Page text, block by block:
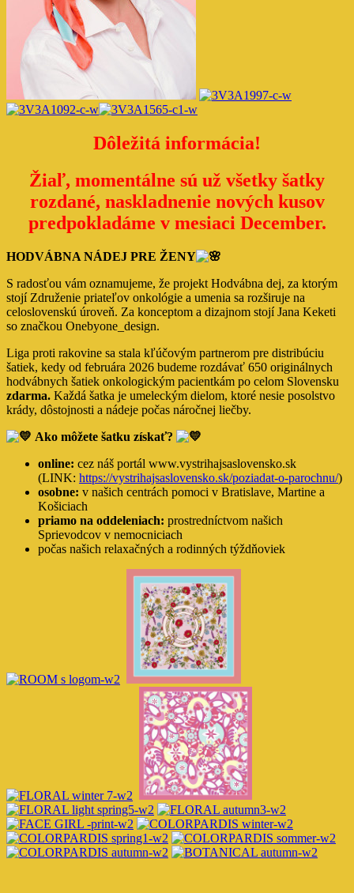
Dôležitá informácia!
Žiaľ, momentálne sú už všetky šatky
rozdané, naskladnenie nových kusov
predpokladáme v mesiaci December.
HODVÁBNA NÁDEJ PRE ŽENY
S radosťou vám oznamujeme, že projekt Hodvábna dej, za ktorým
stojí Združenie priateľov onkológie a umenia sa rozširuje na
celoslovenskú úroveň. Za konceptom a dizajnom stojí Jana Keketi
so značkou Onebyone_design.
Liga proti rakovine sa stala kľúčovým partnerom pre distribúciu
šatiek, kedy od februára 2026 budeme rozdávať 650 originálnych
hodvábnych šatiek onkologickým pacientkám po celom Slovensku
zdarma. Každá šatka je umeleckým dielom, ktoré nesie posolstvo
krády, dôstojnosti a nádeje počas náročnej liečby.
Ako môžete šatku získať?
online: cez náš portál www.vystrihajsaslovensko.sk
(LINK: https://vystrihajsaslovensko.sk/poziadat-o-parochnu/)
osobne: v našich centrách pomoci v Bratislave, Martine a
Košiciach
priamo na oddeleniach: prostredníctvom našich
Sprievodcov v nemocniciach
počas našich relaxačných a rodinných týždňoviek